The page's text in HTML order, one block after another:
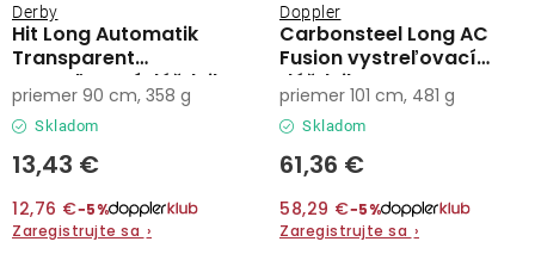
Hit Long Automatik
Transparent
vystreľovací dáždnik
Derby
Skladom
13,43 €
12,76 €−5%
Zaregistrujte sa ›
priemer 90 cm, 358 g
Carbonsteel Long AC
Fusion vystreľovací
dáždnik
Doppler
Skladom
61,36 €
58,29 €−5%
Zaregistrujte sa ›
priemer 101 cm, 481 g